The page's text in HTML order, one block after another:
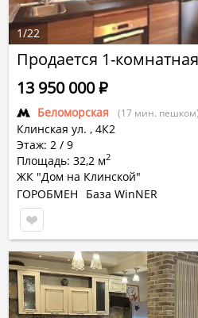
Продается 1-
Беломорская (17 мин. пешком)
Клинская ул. , 4К2
Этаж: 2 / 9
Площадь: 32,2 м2
ЖК "Дом на Клинской"
13 950 000Р
ГОРОБМЕН
База WinNER
1/22